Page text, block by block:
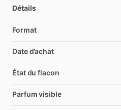
Détails
Format
Date d’achat
État du flacon
Parfum visible